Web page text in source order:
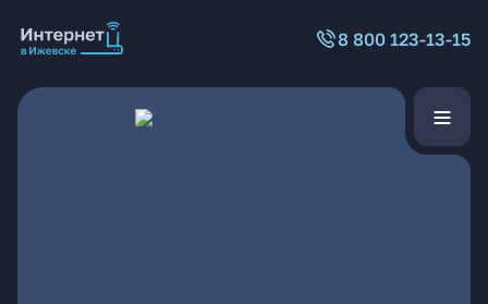
8 800 123-13-15